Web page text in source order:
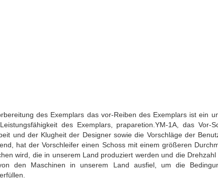
des Exemplars das vor-Reiben des Exemplars ist ein
des Exemplars, praparetion.YM-1A, das Vor-
und der Klugheit der Designer sowie die Vorschläge der
hat der Vorschleifer einen Schoss mit einem größeren
wird, die in unserem Land produziert werden und die
den Maschinen in unserem Land ausfiel, um die
erfüllen.